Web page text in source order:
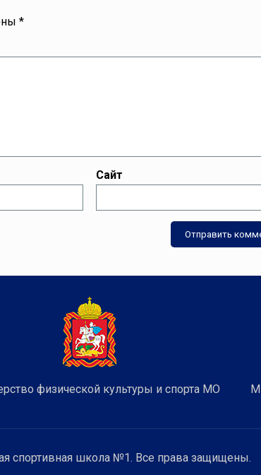
*
Сайт
физической культуры и спорта МО
школа №1. Все права защищены.